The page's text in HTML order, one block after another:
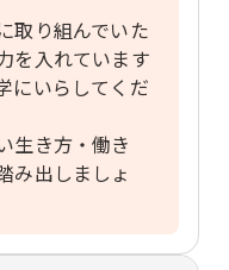
取り組んでいた
を入れています
にいらしてくだ
生き方・働き
み出しましょ